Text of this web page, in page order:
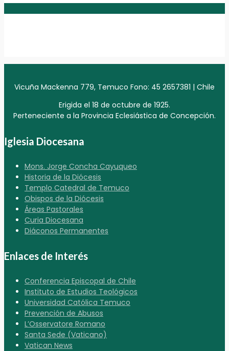
Vicuña Mackenna 779, Temuco Fono: 45 2657381 | Chile
Erigida el 18 de octubre de 1925.
Perteneciente a la Provincia Eclesiástica de Concepción.
Iglesia Diocesana
Mons. Jorge Concha Cayuqueo
Historia de la Diócesis
Templo Catedral de Temuco
Obispos de la Diócesis
Áreas Pastorales
Curia Diocesana
Diáconos Permanentes
Enlaces de Interés
Conferencia Episcopal de Chile
Instituto de Estudios Teológicos
Universidad Católica Temuco
Prevención de Abusos
L’Osservatore Romano
Santa Sede (Vaticano)
Vatican News